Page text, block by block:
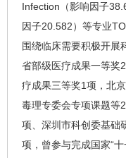
Infection（影响因子
因子20.582）等专业
围绕临床需要积极开展
省部级医疗成果一等奖
疗成果三等奖1项，北
毒理专委会专项课题等
项、深圳市科创委基础
项，曾参与完成国家“十